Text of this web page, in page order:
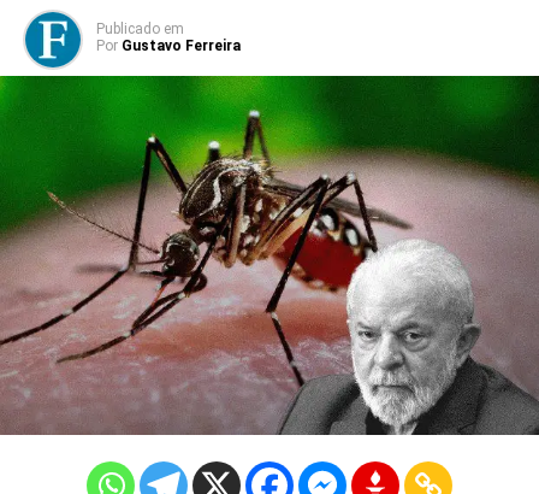
Publicado em
Por Gustavo Ferreira